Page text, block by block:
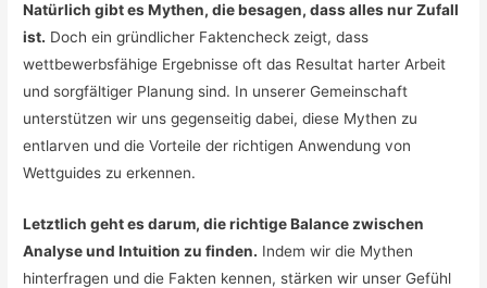
Natürlich gibt es Mythen, die besagen, dass alles nur Zufall
ist. Doch ein gründlicher Faktencheck zeigt, dass
wettbewerbsfähige Ergebnisse oft das Resultat harter Arbeit
und sorgfältiger Planung sind. In unserer Gemeinschaft
unterstützen wir uns gegenseitig dabei, diese Mythen zu
entlarven und die Vorteile der richtigen Anwendung von
Wettguides zu erkennen.
Letztlich geht es darum, die richtige Balance zwischen
Analyse und Intuition zu finden. Indem wir die Mythen
hinterfragen und die Fakten kennen, stärken wir unser Gefühl